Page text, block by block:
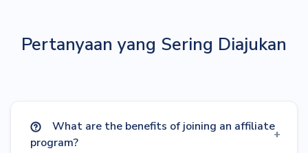
Pertanyaan yang Sering Diajukan
What are the benefits of joining an affiliate
program?